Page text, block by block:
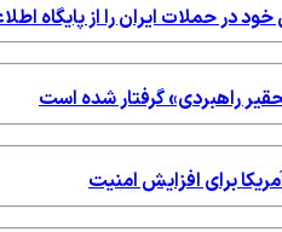
خود در حملات ایران را از پایگاه
راهبردی» گرفتار شده است
برای افزایش امنیت